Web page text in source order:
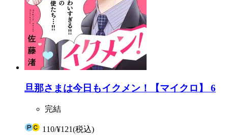
旦那さまは今日もイクメン！【マイクロ】 6
完結
110/¥121(税込)